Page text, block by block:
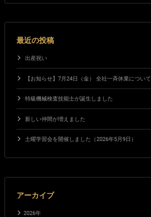
最近の投稿
出産祝い
【お知らせ】7月24日（金） 全社一斉休業について
特級機械検査技能士が誕生しました
新しい仲間が増えました
土曜学習会を開催しました（2026年5月9日）
アーカイブ
2026年